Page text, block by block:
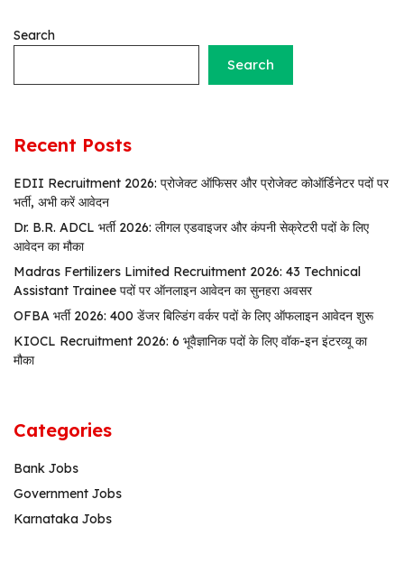
Search
Search
Recent Posts
EDII Recruitment 2026: प्रोजेक्ट ऑफिसर और प्रोजेक्ट कोऑर्डिनेटर पदों पर
भर्ती, अभी करें आवेदन
Dr. B.R. ADCL भर्ती 2026: लीगल एडवाइजर और कंपनी सेक्रेटरी पदों के लिए
आवेदन का मौका
Madras Fertilizers Limited Recruitment 2026: 43 Technical
Assistant Trainee पदों पर ऑनलाइन आवेदन का सुनहरा अवसर
OFBA भर्ती 2026: 400 डेंजर बिल्डिंग वर्कर पदों के लिए ऑफलाइन आवेदन शुरू
KIOCL Recruitment 2026: 6 भूवैज्ञानिक पदों के लिए वॉक-इन इंटरव्यू का
मौका
Categories
Bank Jobs
Government Jobs
Karnataka Jobs